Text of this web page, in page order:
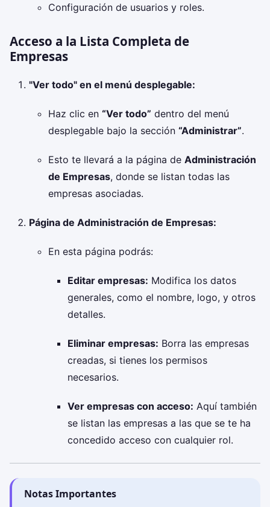
Configuración de usuarios y roles.
Acceso a la Lista Completa de
Empresas
"Ver todo" en el menú desplegable:
Haz clic en “Ver todo” dentro del menú
desplegable bajo la sección “Administrar”.
Esto te llevará a la página de Administración
de Empresas, donde se listan todas las
empresas asociadas.
Página de Administración de Empresas:
En esta página podrás:
Editar empresas: Modifica los datos
generales, como el nombre, logo, y otros
detalles.
Eliminar empresas: Borra las empresas
creadas, si tienes los permisos
necesarios.
Ver empresas con acceso: Aquí también
se listan las empresas a las que se te ha
concedido acceso con cualquier rol.
Notas Importantes